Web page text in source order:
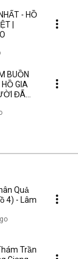
- HỒ
|
BUỒN
GIA
ĐÃ
Quả
4) - Lâm
Trần